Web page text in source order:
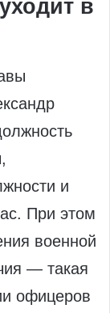
в
и
При этом
военной
— такая
офицеров